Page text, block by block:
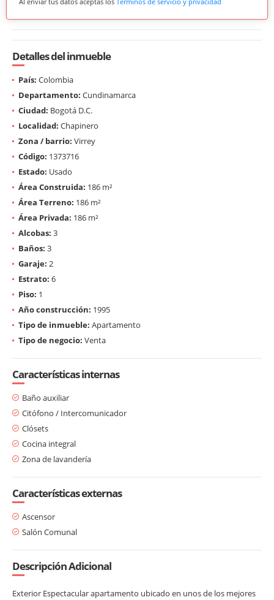
Detalles del inmueble
País: Colombia
Departamento: Cundinamarca
Ciudad: Bogotá D.C.
Localidad: Chapinero
Zona / barrio: Virrey
Código: 1373716
Estado: Usado
Área Construida: 186 m²
Área Terreno: 186 m²
Área Privada: 186 m²
Alcobas: 3
Baños: 3
Garaje: 2
Estrato: 6
Piso: 1
Año construcción: 1995
Tipo de inmueble: Apartamento
Tipo de negocio: Venta
Características internas
Baño auxiliar
Citófono / Intercomunicador
Clósets
Cocina integral
Zona de lavandería
Características externas
Ascensor
Salón Comunal
Descripción Adicional
Exterior Espectacular apartamento ubicado en unos de los mejores